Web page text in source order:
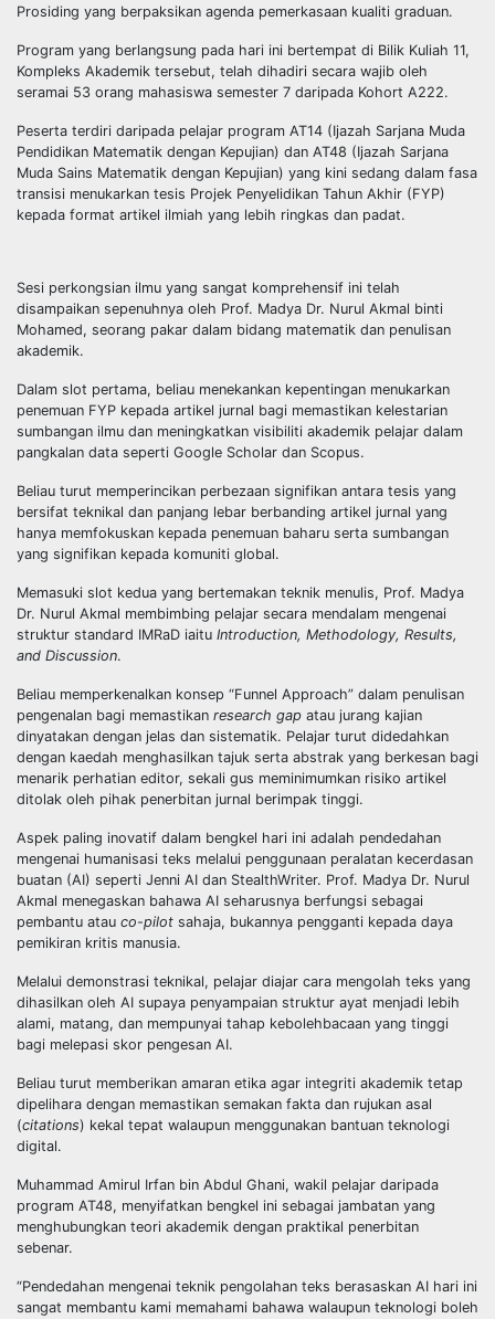
Prosiding yang berpaksikan agenda pemerkasaan kualiti graduan.
Program yang berlangsung pada hari ini bertempat di Bilik Kuliah 11,
Kompleks Akademik tersebut, telah dihadiri secara wajib oleh
seramai 53 orang mahasiswa semester 7 daripada Kohort A222.
Peserta terdiri daripada pelajar program AT14 (Ijazah Sarjana Muda
Pendidikan Matematik dengan Kepujian) dan AT48 (Ijazah Sarjana
Muda Sains Matematik dengan Kepujian) yang kini sedang dalam fasa
transisi menukarkan tesis Projek Penyelidikan Tahun Akhir (FYP)
kepada format artikel ilmiah yang lebih ringkas dan padat.
Sesi perkongsian ilmu yang sangat komprehensif ini telah
disampaikan sepenuhnya oleh Prof. Madya Dr. Nurul Akmal binti
Mohamed, seorang pakar dalam bidang matematik dan penulisan
akademik.
Dalam slot pertama, beliau menekankan kepentingan menukarkan
penemuan FYP kepada artikel jurnal bagi memastikan kelestarian
sumbangan ilmu dan meningkatkan visibiliti akademik pelajar dalam
pangkalan data seperti Google Scholar dan Scopus.
Beliau turut memperincikan perbezaan signifikan antara tesis yang
bersifat teknikal dan panjang lebar berbanding artikel jurnal yang
hanya memfokuskan kepada penemuan baharu serta sumbangan
yang signifikan kepada komuniti global.
Memasuki slot kedua yang bertemakan teknik menulis, Prof. Madya
Dr. Nurul Akmal membimbing pelajar secara mendalam mengenai
struktur standard IMRaD iaitu Introduction, Methodology, Results,
and Discussion.
Beliau memperkenalkan konsep “Funnel Approach” dalam penulisan
pengenalan bagi memastikan research gap atau jurang kajian
dinyatakan dengan jelas dan sistematik. Pelajar turut didedahkan
dengan kaedah menghasilkan tajuk serta abstrak yang berkesan bagi
menarik perhatian editor, sekali gus meminimumkan risiko artikel
ditolak oleh pihak penerbitan jurnal berimpak tinggi.
Aspek paling inovatif dalam bengkel hari ini adalah pendedahan
mengenai humanisasi teks melalui penggunaan peralatan kecerdasan
buatan (AI) seperti Jenni AI dan StealthWriter. Prof. Madya Dr. Nurul
Akmal menegaskan bahawa AI seharusnya berfungsi sebagai
pembantu atau co-pilot sahaja, bukannya pengganti kepada daya
pemikiran kritis manusia.
Melalui demonstrasi teknikal, pelajar diajar cara mengolah teks yang
dihasilkan oleh AI supaya penyampaian struktur ayat menjadi lebih
alami, matang, dan mempunyai tahap kebolehbacaan yang tinggi
bagi melepasi skor pengesan AI.
Beliau turut memberikan amaran etika agar integriti akademik tetap
dipelihara dengan memastikan semakan fakta dan rujukan asal
(citations) kekal tepat walaupun menggunakan bantuan teknologi
digital.
Muhammad Amirul Irfan bin Abdul Ghani, wakil pelajar daripada
program AT48, menyifatkan bengkel ini sebagai jambatan yang
menghubungkan teori akademik dengan praktikal penerbitan
sebenar.
“Pendedahan mengenai teknik pengolahan teks berasaskan AI hari ini
sangat membantu kami memahami bahawa walaupun teknologi boleh